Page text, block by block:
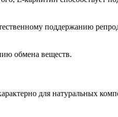
поддержанию
обмена веществ.
для натуральных